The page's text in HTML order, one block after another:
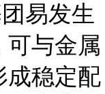
团易发生
可与金属
成稳定配